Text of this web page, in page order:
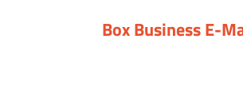
Box Business E-